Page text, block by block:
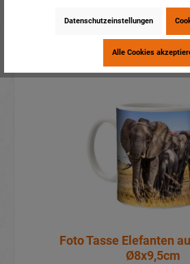
Foto Tasse Elefanten
Ø8x9,5cm
Datenschutzeinstellungen
Alle Cookies